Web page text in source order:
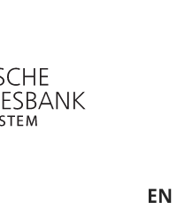
EN